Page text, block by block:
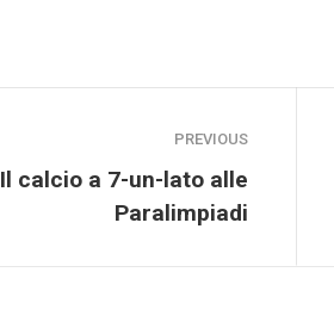
PREVIOUS
Il calcio a 7-un-lato alle
Paralimpiadi